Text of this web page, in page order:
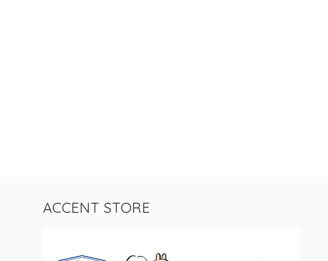
ACCENT STORE